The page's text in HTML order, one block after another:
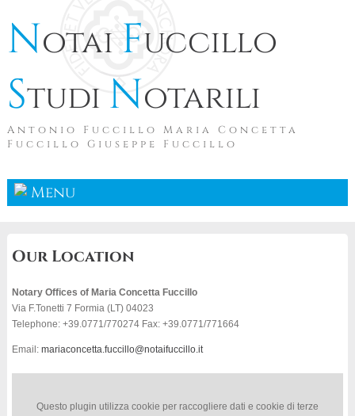
Notai Fuccillo
Studi Notarili
Antonio Fuccillo Maria Concetta
Fuccillo Giuseppe Fuccillo
Menu
Our Location
Notary Offices of Maria Concetta Fuccillo
Via F.Tonetti 7 Formia (LT) 04023
Telephone: +39.0771/770274 Fax: +39.0771/771664
Email:mariaconcetta.fuccillo@notaifuccillo.it
Questo plugin utilizza cookie per raccogliere dati e cookie di terze